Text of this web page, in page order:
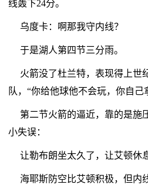
线轰下24分。
乌度卡：啊那我守内线？
于是湖人第四节三分雨。
火箭没了杜兰特，表现得上世
队，“你给他球他不会玩，你自己
第二节火箭的逼近，靠的是施
小失误：
让勒布朗坐太久了，让艾顿休
海耶斯防空比艾顿积极，但内